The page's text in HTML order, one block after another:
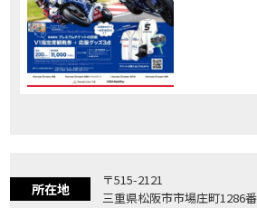
NEW BIKE 「CRF250L」「CRF250 RALLY」を
所在地
〒515-2121
三重県松阪市市場庄町1286